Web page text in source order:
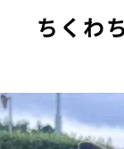
ちくわ